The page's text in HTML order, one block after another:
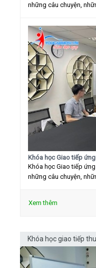
những câu chuyện,
Khóa học Giao tiếp
Khóa học Giao tiếp
những câu chuyện,
Xem thêm
Khóa học giao tiếp